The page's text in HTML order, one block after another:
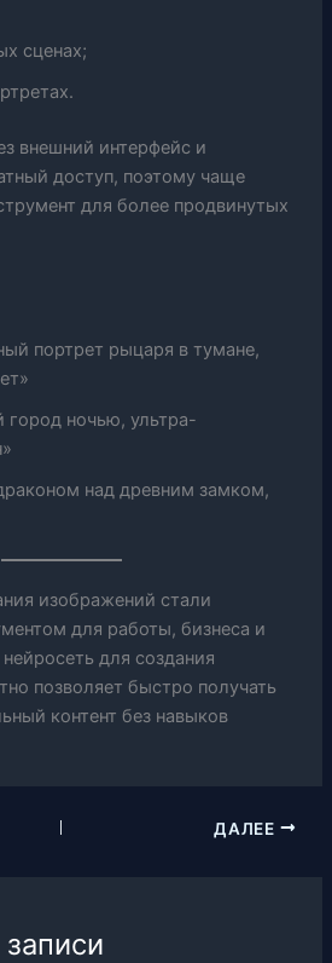
сценах;
внешний интерфейс и
доступ, поэтому чаще
для более продвинутых
портрет рыцаря в тумане,
город ночью, ультра-
над древним замком,
изображений стали
для работы, бизнеса и
для создания
позволяет быстро получать
контент без навыков
ДАЛЕЕ